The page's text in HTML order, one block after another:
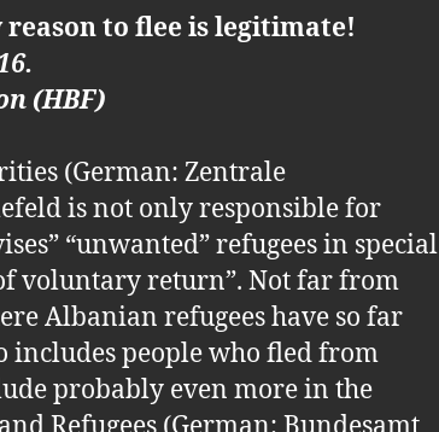
to flee is legitimate!
(HBF)
(German: Zentrale
is not only responsible for
“unwanted” refugees in special
voluntary return”. Not far from
Albanian refugees have so far
includes people who fled from
probably even more in the